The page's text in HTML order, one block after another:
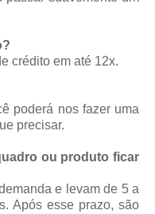
crédito em até 12x.
poderá nos fazer uma
precisar.
ou produto ficar
e levam de 5 a
Após esse prazo, são